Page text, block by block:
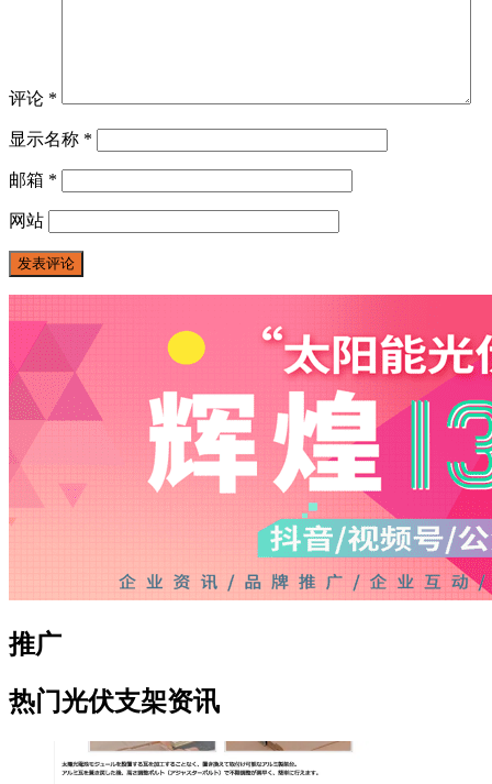
评论 *
显示名称 *
邮箱 *
网站
推广
热门光伏支架资讯